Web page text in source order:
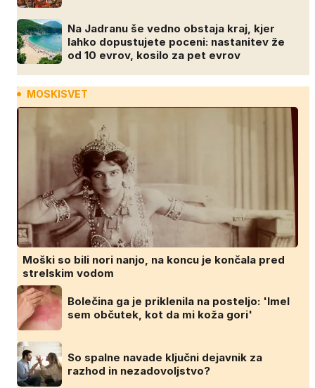
Na Jadranu še vedno obstaja kraj, kjer
lahko dopustujete poceni: nastanitev že
od 10 evrov, kosilo za pet evrov
MOSKISVET
Moški so bili nori nanjo, na koncu je končala pred
strelskim vodom
Bolečina ga je priklenila na posteljo: 'Imel
sem občutek, kot da mi koža gori'
So spalne navade ključni dejavnik za
razhod in nezadovoljstvo?